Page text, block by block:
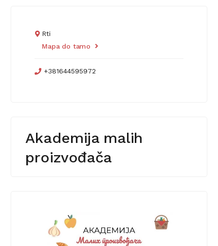
Rti
Mapa do tamo
+381644595972
Akademija malih
proizvođača